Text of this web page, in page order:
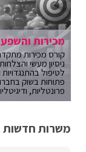
מכירות
קורס מכירות
ניסיון מעשי
פתוחות בשוק
פרונטליות,
משרות חדשות